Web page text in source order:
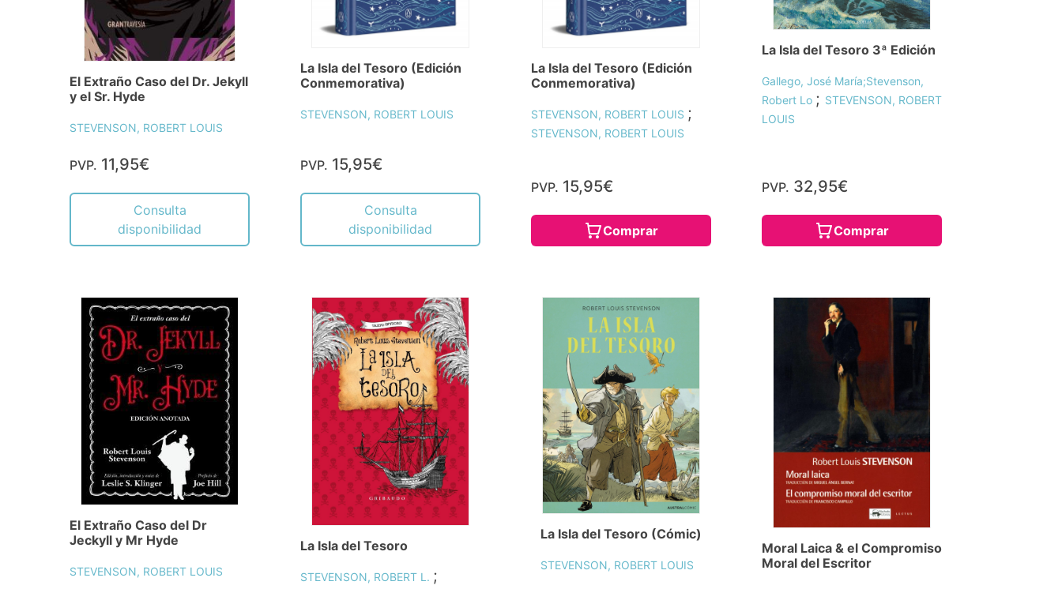
El Extraño Caso del Dr. Jekyll
y el Sr. Hyde
STEVENSON, ROBERT LOUIS
PVP. 11,95€
Consulta
disponibilidad
La Isla del Tesoro (Edición
Conmemorativa)
STEVENSON, ROBERT LOUIS
PVP. 15,95€
Consulta
disponibilidad
La Isla del Tesoro (Edición
Conmemorativa)
STEVENSON, ROBERT LOUIS ;
STEVENSON, ROBERT LOUIS
PVP. 15,95€
Comprar
La Isla del Tesoro 3ª Edición
Gallego, José María;Stevenson,
Robert Lo ; STEVENSON, ROBERT
LOUIS
PVP. 32,95€
Comprar
El Extraño Caso del Dr
Jeckyll y Mr Hyde
STEVENSON, ROBERT LOUIS
La Isla del Tesoro
STEVENSON, ROBERT L. ;
La Isla del Tesoro (Cómic)
STEVENSON, ROBERT LOUIS
Moral Laica & el Compromiso
Moral del Escritor